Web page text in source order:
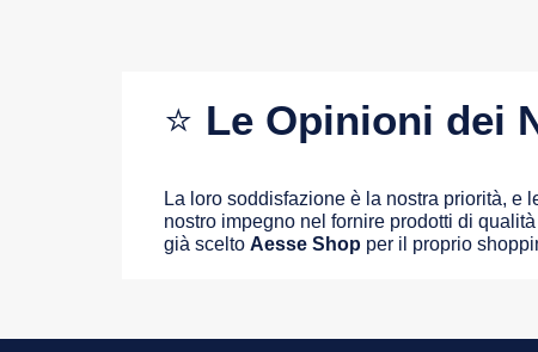
⭐ Le Opinioni dei
La loro soddisfazione è la nostra priorità, e
nostro impegno nel fornire prodotti di
già scelto Aesse Shop per il proprio